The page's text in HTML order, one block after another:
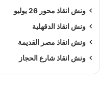
ونش انقاذ محور 26 يوليو
ونش انقاذ الدقهلية
ونش انقاذ مصر القديمة
ونش انقاذ شارع الحجاز